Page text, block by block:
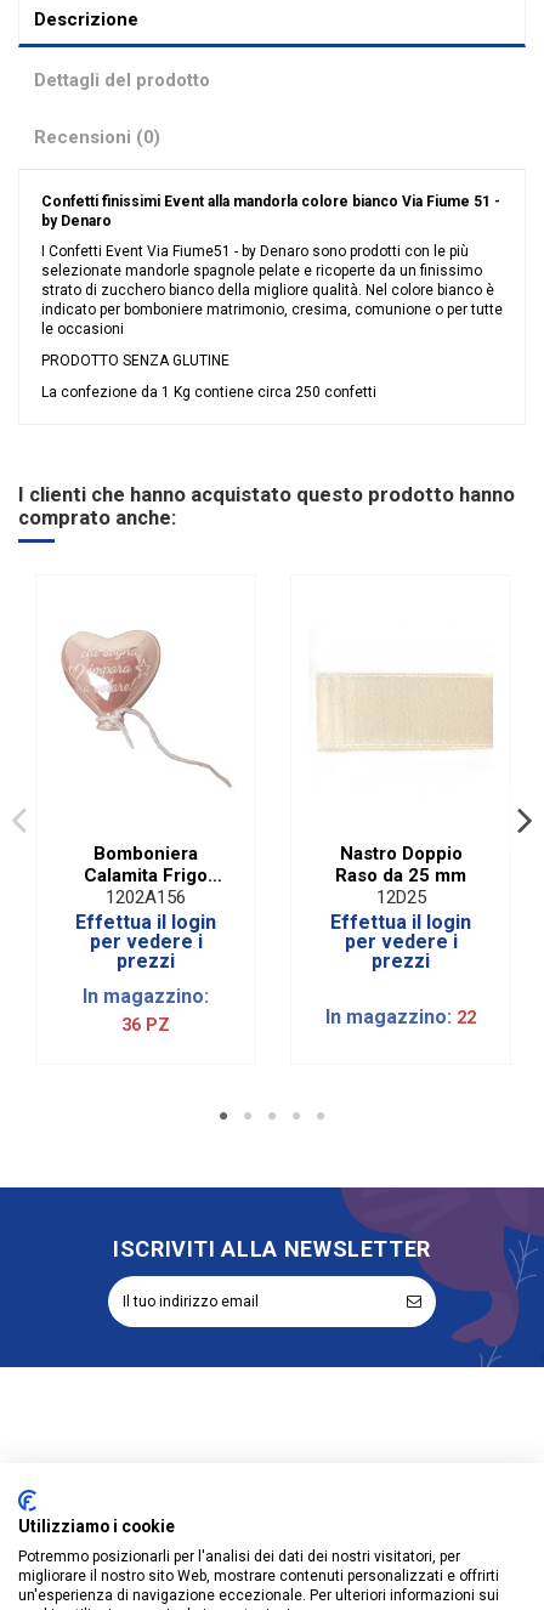
Descrizione
Dettagli del prodotto
Recensioni (0)
Confetti finissimi Event alla mandorla colore bianco Via Fiume 51 -
by Denaro
I Confetti Event Via Fiume51 - by Denaro sono prodotti con le più
selezionate mandorle spagnole pelate e ricoperte da un finissimo
strato di zucchero bianco della migliore qualità. Nel colore bianco è
indicato per bomboniere matrimonio, cresima, comunione o per tutte
le occasioni
PRODOTTO SENZA GLUTINE
La confezione da 1 Kg contiene circa 250 confetti
Supply Qty 1 24
Tipologia confetti
Made in Italy
Marchio Denaro - Via Fiume 51
I clienti che hanno acquistato questo prodotto hanno
comprato anche:
Bomboniera
Calamita Frigo
Palloncino In
Porcellana Rosa
1202A156
Effettua il login
per vedere i
prezzi
In magazzino:
36 PZ
Nastro Doppio
Raso da 25 mm
12D25
Effettua il login
per vedere i
prezzi
In magazzino: 22
ISCRIVITI ALLA NEWSLETTER
Account
Prodotti
Utilizziamo i cookie
Potremmo posizionarli per l'analisi dei dati dei nostri visitatori, per
migliorare il nostro sito Web, mostrare contenuti personalizzati e offrirti
un'esperienza di navigazione eccezionale. Per ulteriori informazioni sui